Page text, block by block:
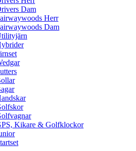
Dam
Herr
Dam
Kikare & Golfklockor